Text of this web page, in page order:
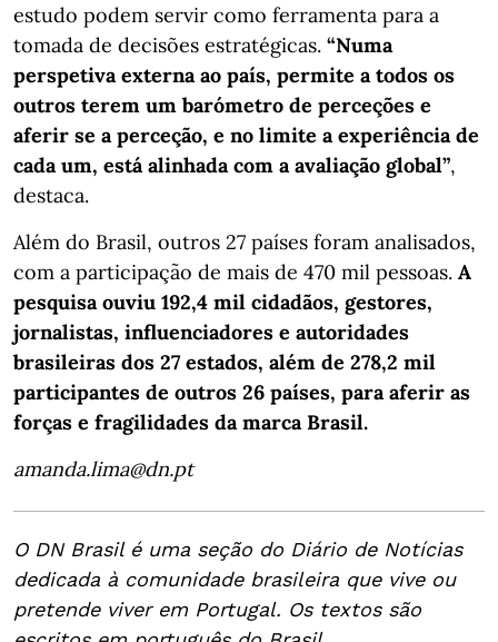
estudo podem servir como ferramenta para a
tomada de decisões estratégicas. “Numa
perspetiva externa ao país, permite a todos os
outros terem um barómetro de perceções e
aferir se a perceção, e no limite a experiência de
cada um, está alinhada com a avaliação global”,
destaca.
Além do Brasil, outros 27 países foram analisados,
com a participação de mais de 470 mil pessoas. A
pesquisa ouviu 192,4 mil cidadãos, gestores,
jornalistas, influenciadores e autoridades
brasileiras dos 27 estados, além de 278,2 mil
participantes de outros 26 países, para aferir as
forças e fragilidades da marca Brasil.
amanda.lima@dn.pt
O DN Brasil é uma seção do Diário de Notícias
dedicada à comunidade brasileira que vive ou
pretende viver em Portugal. Os textos são